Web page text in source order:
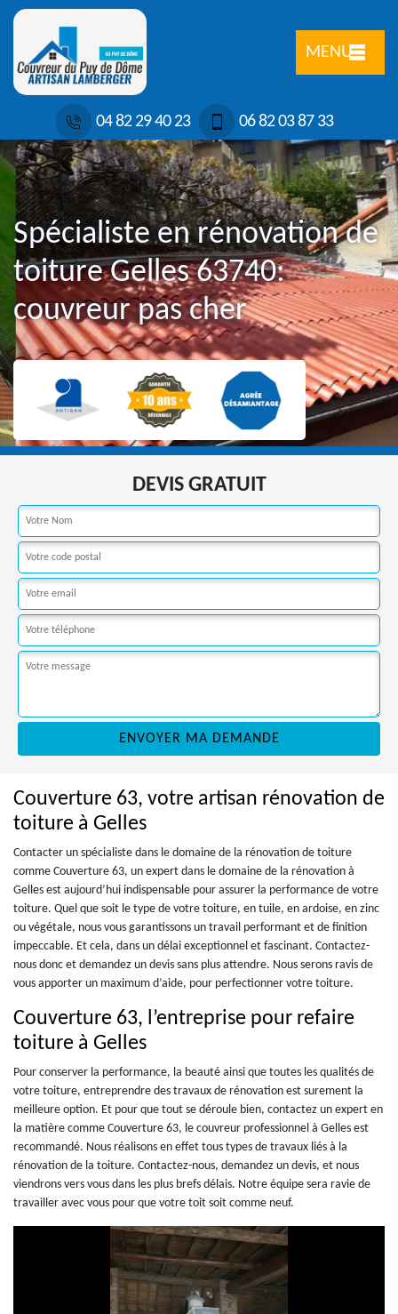
MENU
04 82 29 40 23 06 82 03 87 33
Spécialiste en rénovation de
toiture Gelles 63740:
couvreur pas cher
DEVIS GRATUIT
Couverture 63, votre artisan rénovation de
toiture à Gelles
Contacter un spécialiste dans le domaine de la rénovation de toiture
comme Couverture 63, un expert dans le domaine de la rénovation à
Gelles est aujourd’hui indispensable pour assurer la performance de votre
toiture. Quel que soit le type de votre toiture, en tuile, en ardoise, en zinc
ou végétale, nous vous garantissons un travail performant et de finition
impeccable. Et cela, dans un délai exceptionnel et fascinant. Contactez-
nous donc et demandez un devis sans plus attendre. Nous serons ravis de
vous apporter un maximum d’aide, pour perfectionner votre toiture.
Couverture 63, l’entreprise pour refaire
toiture à Gelles
Pour conserver la performance, la beauté ainsi que toutes les qualités de
votre toiture, entreprendre des travaux de rénovation est surement la
meilleure option. Et pour que tout se déroule bien, contactez un expert en
la matière comme Couverture 63, le couvreur professionnel à Gelles est
recommandé. Nous réalisons en effet tous types de travaux liés à la
rénovation de la toiture. Contactez-nous, demandez un devis, et nous
viendrons vers vous dans les plus brefs délais. Notre équipe sera ravie de
travailler avec vous pour que votre toit soit comme neuf.